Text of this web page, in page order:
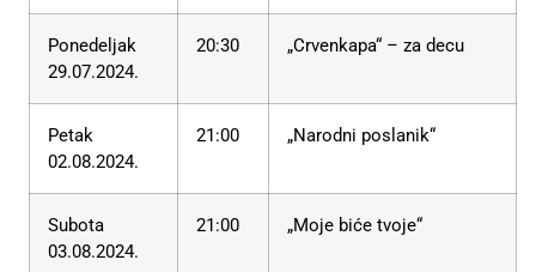
Ponedeljak
29.07.2024.
20:30 „Crvenkapa“ – za decu
Petak
02.08.2024.
21:00 „Narodni poslanik“
Subota
03.08.2024.
21:00 „Moje biće tvoje“